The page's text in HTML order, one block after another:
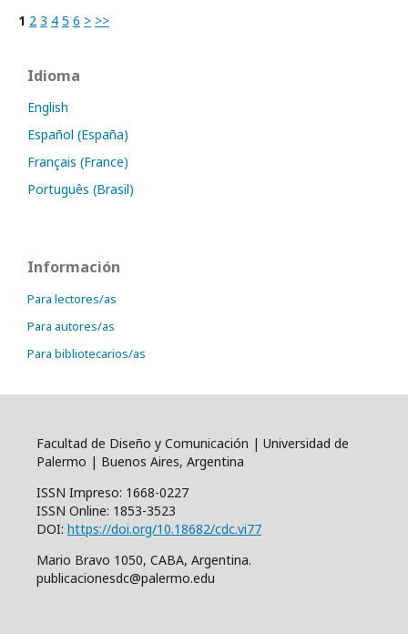
1 2 3 4 5 6 > >>
Idioma
English
Español (España)
Français (France)
Português (Brasil)
Información
Para lectores/as
Para autores/as
Para bibliotecarios/as
Facultad de Diseño y Comunicación | Universidad de
Palermo | Buenos Aires, Argentina
ISSN Impreso: 1668-0227
ISSN Online: 1853-3523
DOI: https://doi.org/10.18682/cdc.vi77
Mario Bravo 1050, CABA, Argentina.
publicacionesdc@palermo.edu